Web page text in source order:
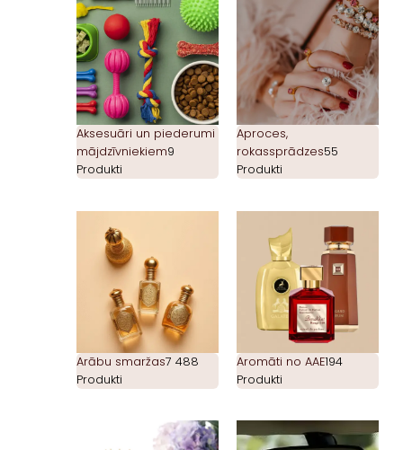
Aksesuāri un piederumi
mājdzīvniekiem9
Produkti
Aproces,
rokassprādzes55
Produkti
Arābu smaržas7 488
Produkti
Aromāti no AAE194
Produkti